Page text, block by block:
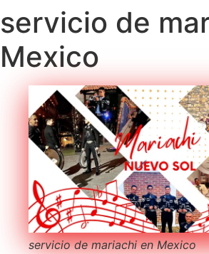
servicio de
Mexico
servicio de mariachi en Mexico